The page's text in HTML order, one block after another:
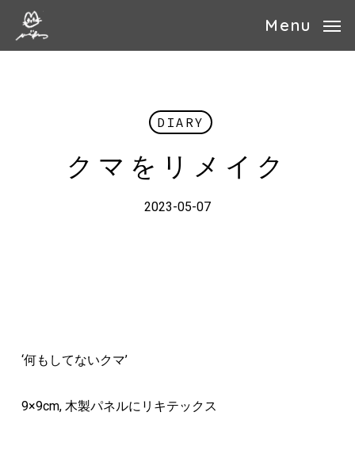
Menu
DIARY
クマをリメイク
2023-05-07
‘何もしてないクマ’
9×9cm, 木製パネルにリキテックス